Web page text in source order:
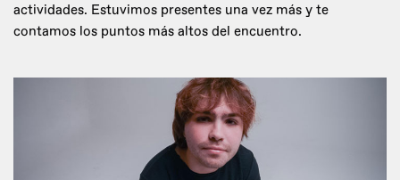
actividades. Estuvimos presentes una vez más y te
contamos los puntos más altos del encuentro.